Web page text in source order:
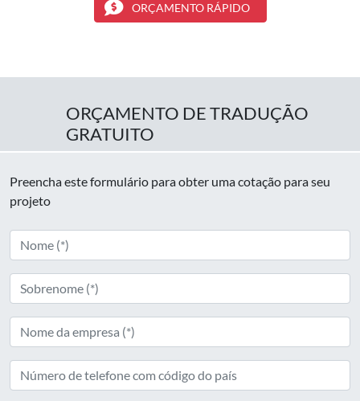
ORÇAMENTO RÁPIDO
ORÇAMENTO DE TRADUÇÃO
GRATUITO
Preencha este formulário para obter uma cotação para seu
projeto